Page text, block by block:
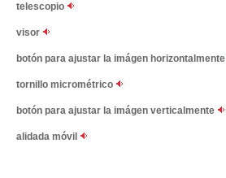
telescopio
visor
botón para ajustar la imágen horizontalmente
tornillo micrométrico
botón para ajustar la imágen verticalmente
alidada móvil